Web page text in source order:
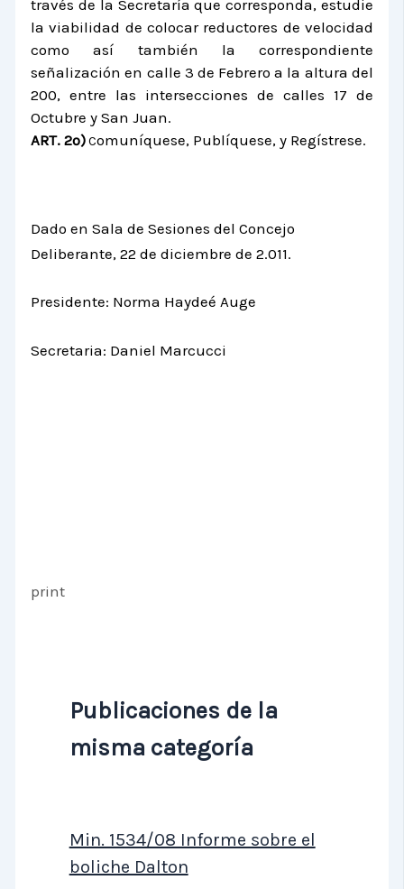
través de la Secretaría que corresponda, estudie
la viabilidad de colocar reductores de velocidad
como así también la correspondiente
señalización en calle 3 de Febrero a la altura del
200, entre las intersecciones de calles 17 de
Octubre y San Juan.
ART. 2º)Comuníquese, Publíquese, y Regístrese.
Dado en Sala de Sesiones del Concejo
Deliberante, 22 de diciembre de 2.011.
Presidente: Norma Haydeé Auge
Secretaria: Daniel Marcucci
print
Publicaciones de la
misma categoría
Min. 1534/08 Informe sobre el
boliche Dalton